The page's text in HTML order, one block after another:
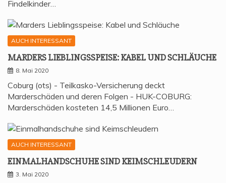
Findelkinder…
AUCH INTERESSANT
MAR­DERS LIEB­LINGS­SPEI­SE: KABEL UND SCHLÄUCHE
8. Mai 2020
Coburg (ots) - Teilkasko-Versicherung deckt
Marderschäden und deren Folgen - HUK-COBURG:
Marderschäden kosteten 14,5 Millionen Euro…
AUCH INTERESSANT
EIN­MAL­HAND­SCHU­HE SIND KEIMSCHLEUDERN
3. Mai 2020